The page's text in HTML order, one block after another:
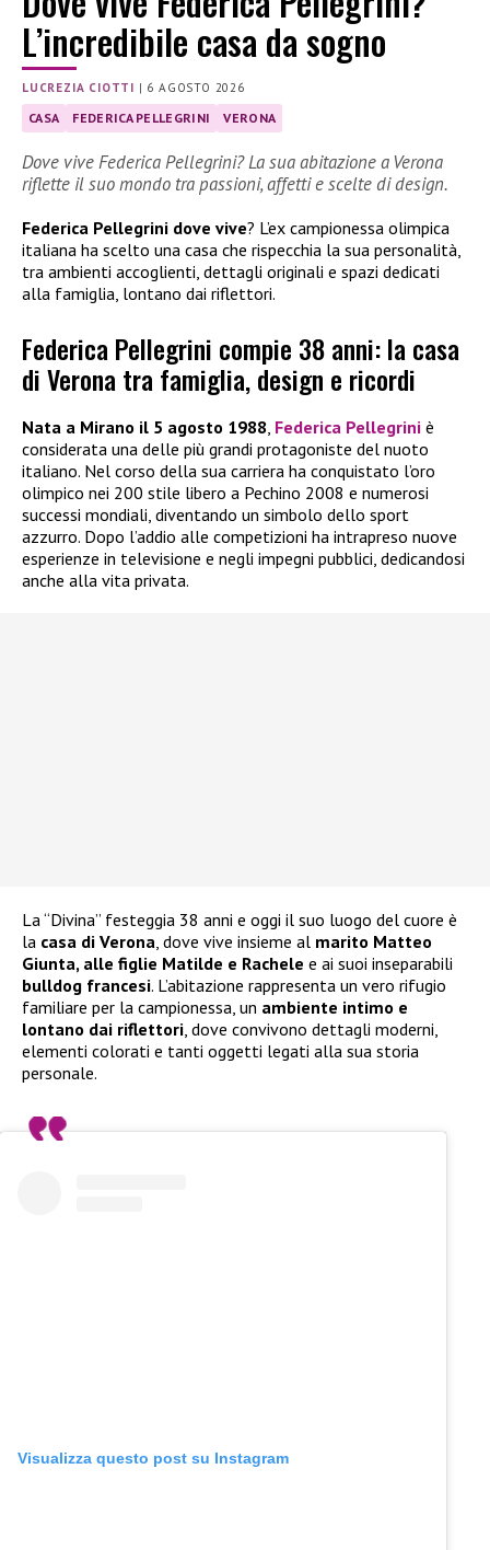
L’incredibile casa da sogno
LUCREZIA CIOTTI | 6 AGOSTO 2026
CASA FEDERICA PELLEGRINI VERONA
Dove vive Federica Pellegrini? La sua abitazione a Verona
riflette il suo mondo tra passioni, affetti e scelte di design.
Federica Pellegrini dove vive? L’ex campionessa olimpica
italiana ha scelto una casa che rispecchia la sua personalità,
tra ambienti accoglienti, dettagli originali e spazi dedicati
alla famiglia, lontano dai riflettori.
Federica Pellegrini compie 38 anni: la casa
di Verona tra famiglia, design e ricordi
Nata a Mirano il 5 agosto 1988 Federica Pellegrini è
considerata una delle più grandi protagoniste del nuoto
italiano. Nel corso della sua carriera ha conquistato l’oro
olimpico nei 200 stile libero a Pechino 2008 e numerosi
successi mondiali, diventando un simbolo dello sport
azzurro. Dopo l’addio alle competizioni ha intrapreso nuove
esperienze in televisione e negli impegni pubblici, dedicandosi
anche alla vita privata.
La “Divina” festeggia 38 anni e oggi il suo luogo del cuore è
la casa di Verona , dove vive insieme al marito Matteo
Giunta, alle figlie Matilde e Rachele e ai suoi inseparabili
bulldog francesi. L’abitazione rappresenta un vero rifugio
familiare per la campionessa, un ambiente intimo e
lontano dai riflettori , dove convivono dettagli moderni,
elementi colorati e tanti oggetti legati alla sua storia
personale.
Visualizza questo post su Instagram